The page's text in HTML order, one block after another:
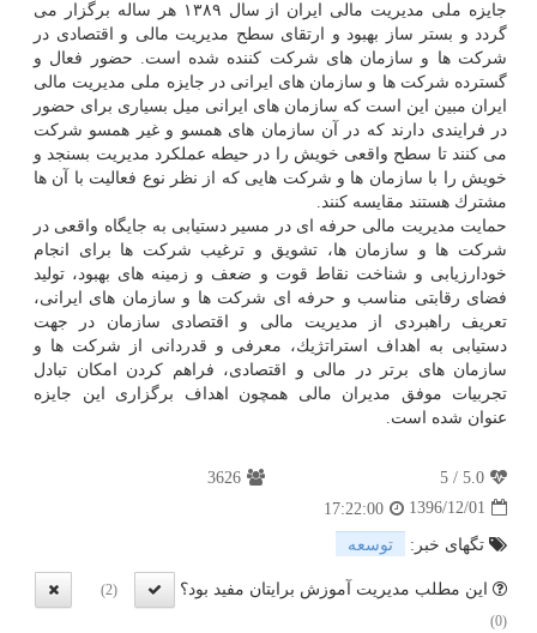
جایزه ملی مدیریت مالی ایران از سال ۱۳۸۹ هر ساله برگزار می
گردد و بستر ساز بهبود و ارتقای سطح مدیریت مالی و اقتصادی در
شركت ها و سازمان های شركت كننده شده است. حضور فعال و
گسترده شركت ها و سازمان های ایرانی در جایزه ملی مدیریت مالی
ایران مبین این است كه سازمان های ایرانی میل بسیاری برای حضور
در فرایندی دارند كه در آن سازمان های همسو و غیر همسو شركت
می كنند تا سطح واقعی خویش را در حیطه عملكرد مدیریت بسنجد و
خویش را با سازمان ها و شركت هایی كه از نظر نوع فعالیت با آن ها
مشترك هستند مقایسه كنند.
حمایت مدیریت مالی حرفه ای در مسیر دستیابی به جایگاه واقعی در
شركت ها و سازمان ها، تشویق و ترغیب شركت ها برای انجام
خودارزیابی و شناخت نقاط قوت و ضعف و زمینه های بهبود، تولید
فضای رقابتی مناسب و حرفه ای شركت ها و سازمان های ایرانی،
تعریف راهبردی از مدیریت مالی و اقتصادی سازمان در جهت
دستیابی به اهداف استراتژیك، معرفی و قدردانی از شركت ها و
سازمان های برتر در مالی و اقتصادی، فراهم كردن امكان تبادل
تجربیات موفق مدیران مالی همچون اهداف برگزاری این جایزه
عنوان شده است.
5.0
/
5
3626
1396/12/01
17:22:00
تگهای خبر:
توسعه
این مطلب مدیریت آموزش برایتان مفید بود؟
(2)
(0)